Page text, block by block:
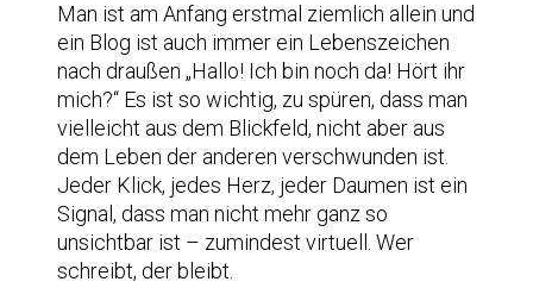
Man ist am Anfang erstmal ziemlich allein und
ein Blog ist auch immer ein Lebenszeichen
nach draußen „Hallo! Ich bin noch da! Hört ihr
mich?“ Es ist so wichtig, zu spüren, dass man
vielleicht aus dem Blickfeld, nicht aber aus
dem Leben der anderen verschwunden ist.
Jeder Klick, jedes Herz, jeder Daumen ist ein
Signal, dass man nicht mehr ganz so
unsichtbar ist – zumindest virtuell. Wer
schreibt, der bleibt.